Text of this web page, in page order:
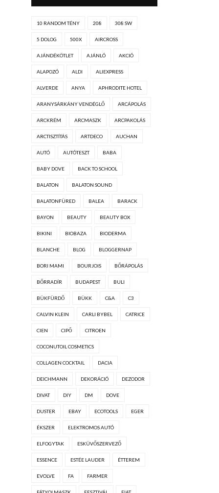
10 RANDOM TÉNY 208 308 SW
5 DOLOG 500X AIRCROSS
AJÁNDÉKÖTLET AJÁNLÓ AKCIÓ
ALAPOZÓ ALDI ALIEXPRESS
ALVERDE ANYA APHRODITE HOTEL
ARANYSÁRKÁNY VENDÉGLŐ ARCÁPOLÁS
ARCKRÉM ARCMASZK ARCPAKOLÁS
ARCTISZTÍTÁS ARTDECO AUCHAN
AUTÓ AUTÓTESZT BABA
BABY DOVE BACK TO SCHOOL
BALATON BALATON SOUND
BALATONFÜRED BALEA BARACK
BAYON BEAUTY BEAUTY BOX
BIKINI BIOBAZA BIODERMA
BLANCHE BLOG BLOGGERNAP
BORI MAMI BOURJOIS BŐRÁPOLÁS
BŐRRADÍR BUDAPEST BULI
BÜKFÜRDŐ BÜKK C&A C3
CALVIN KLEIN CARLI BYBEL CATRICE
CIEN CIPŐ CITROEN
COCONUTOIL COSMETICS
COLLAGEN COCKTAIL DACIA
DEICHMANN DEKORÁCIÓ DEZODOR
DIVAT DIY DM DOVE
DUSTER EBAY ECOTOOLS EGER
ÉKSZER ELEKTROMOS AUTÓ
ELFOGYTAK ESKÜVŐSZERVEZŐ
ESSENCE ESTÉE LAUDER ÉTTEREM
EVOLVE FA FARMER